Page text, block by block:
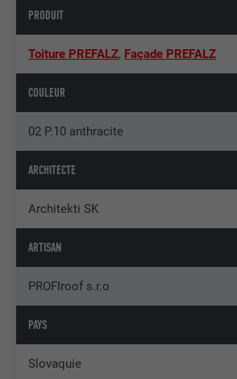
PRODUIT
Toiture PREFALZ, Façade PREFALZ
COULEUR
02 P.10 anthracite
ARCHITECTE
Architekti SK
ARTISAN
PROFIroof s.r.o
PAYS
Slovaquie